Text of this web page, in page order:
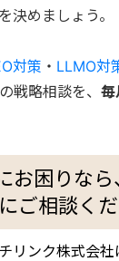
決めましょう。
対策 ・ LLMO対
戦略相談を、 毎
お困りなら
ご相談く
リンク株式会